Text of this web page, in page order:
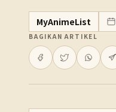
MyAnimeList
BAGIKAN ARTIKEL